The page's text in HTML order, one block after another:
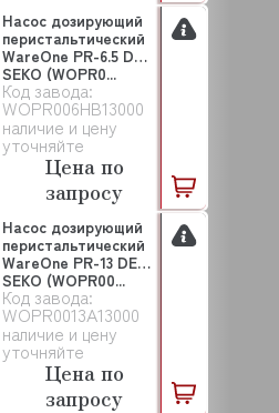
Код завода:
WOPR006HB13000
наличие и цену
уточняйте
Насос дозирующий
перистальтический
WareOne PR-6.5 DET
SEKO (WOPR0...
Цена по
запросу
Код завода:
WOPR0013A13000
наличие и цену
уточняйте
Насос дозирующий
перистальтический
WareOne PR-13 DET
SEKO (WOPR00...
Цена по
запросу